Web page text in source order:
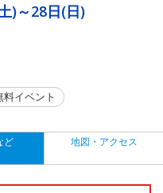
)～28日(日)
料イベント
ど 地図・アクセス